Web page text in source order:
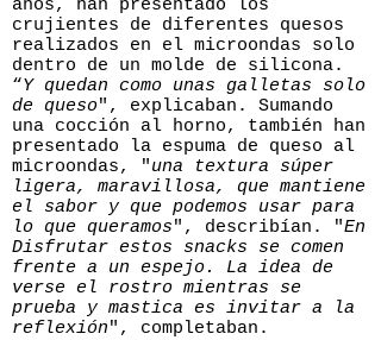
años, han presentado los
crujientes de diferentes quesos
realizados en el microondas solo
dentro de un molde de silicona.
“Y quedan como unas galletas solo
de queso", explicaban. Sumando
una cocción al horno, también han
presentado la espuma de queso al
microondas, "una textura súper
ligera, maravillosa, que mantiene
el sabor y que podemos usar para
lo que queramos", describían. "En
Disfrutar estos snacks se comen
frente a un espejo. La idea de
verse el rostro mientras se
prueba y mastica es invitar a la
reflexión", completaban.